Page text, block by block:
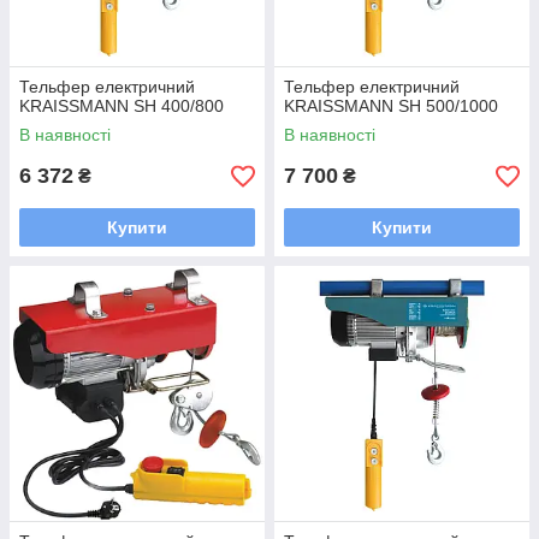
Тельфер електричний
KRAISSMANN SH 400/800
В наявності
6 372 ₴
Купити
Тельфер електричний
KRAISSMANN SH 500/1000
В наявності
7 700 ₴
Купити